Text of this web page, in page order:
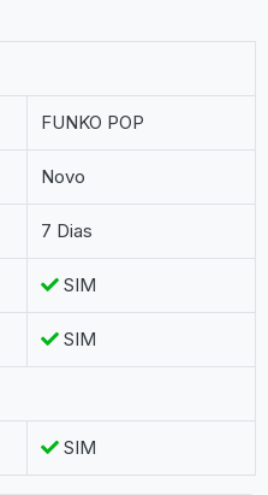
FUNKO POP
Novo
7 Dias
SIM
SIM
SIM